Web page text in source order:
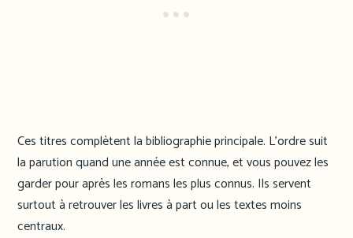
Ces titres complètent la bibliographie principale. L’ordre suit
la parution quand une année est connue, et vous pouvez les
garder pour après les romans les plus connus. Ils servent
surtout à retrouver les livres à part ou les textes moins
centraux.